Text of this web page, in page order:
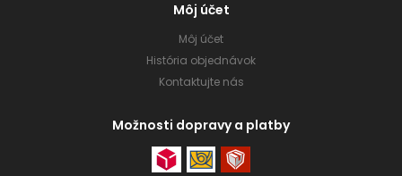
Môj účet
Môj účet
História objednávok
Kontaktujte nás
Možnosti dopravy a platby